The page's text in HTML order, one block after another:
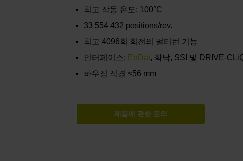
최고 작동 온도: 100°C
33 554 432 positions/rev.
최고 4096회 회전의 멀티턴 기능
인터페이스: EnDat, 화낙, SSI 및 DRIVE-
하우징 직경 ≈56 mm
제품에 관한 문의